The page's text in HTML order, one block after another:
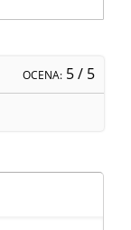
OCENA: 5/ 5